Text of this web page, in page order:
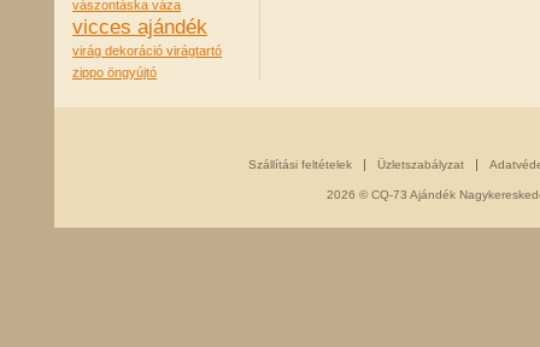
vászontáska váza
vicces ajándék
virág dekoráció virágtartó
zippo öngyújtó
Szállítási feltételek Üzletszabályzat
2026 © CQ-73 Ajándék